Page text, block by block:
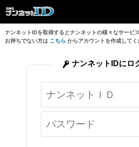
ナンネットIDを取得するとナンネットの様々なサービ
お持ちでない方は こちら からアカウントを作成してく
ナンネットIDにロ